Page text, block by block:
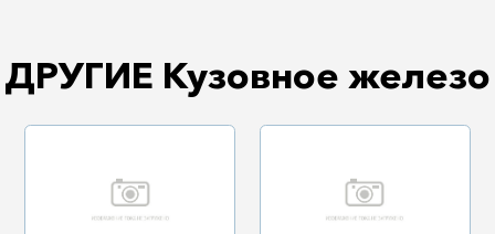
ДРУГИЕ Кузовное железо